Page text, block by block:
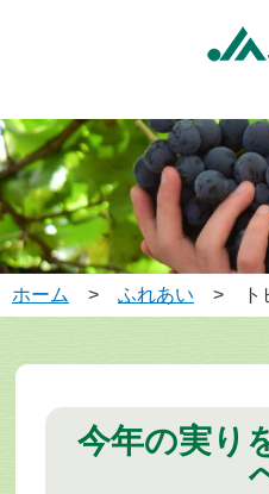
ホーム > ふれあい > ト
今年の実り